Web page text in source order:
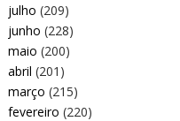
julho (209)
junho (228)
maio (200)
abril (201)
março (215)
fevereiro (220)